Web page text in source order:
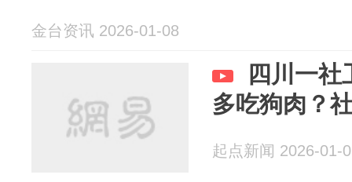
金台资讯 2026-01-08
四川一
多吃狗肉？
起点新闻 2026-01-